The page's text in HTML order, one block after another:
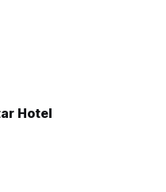
Hotel